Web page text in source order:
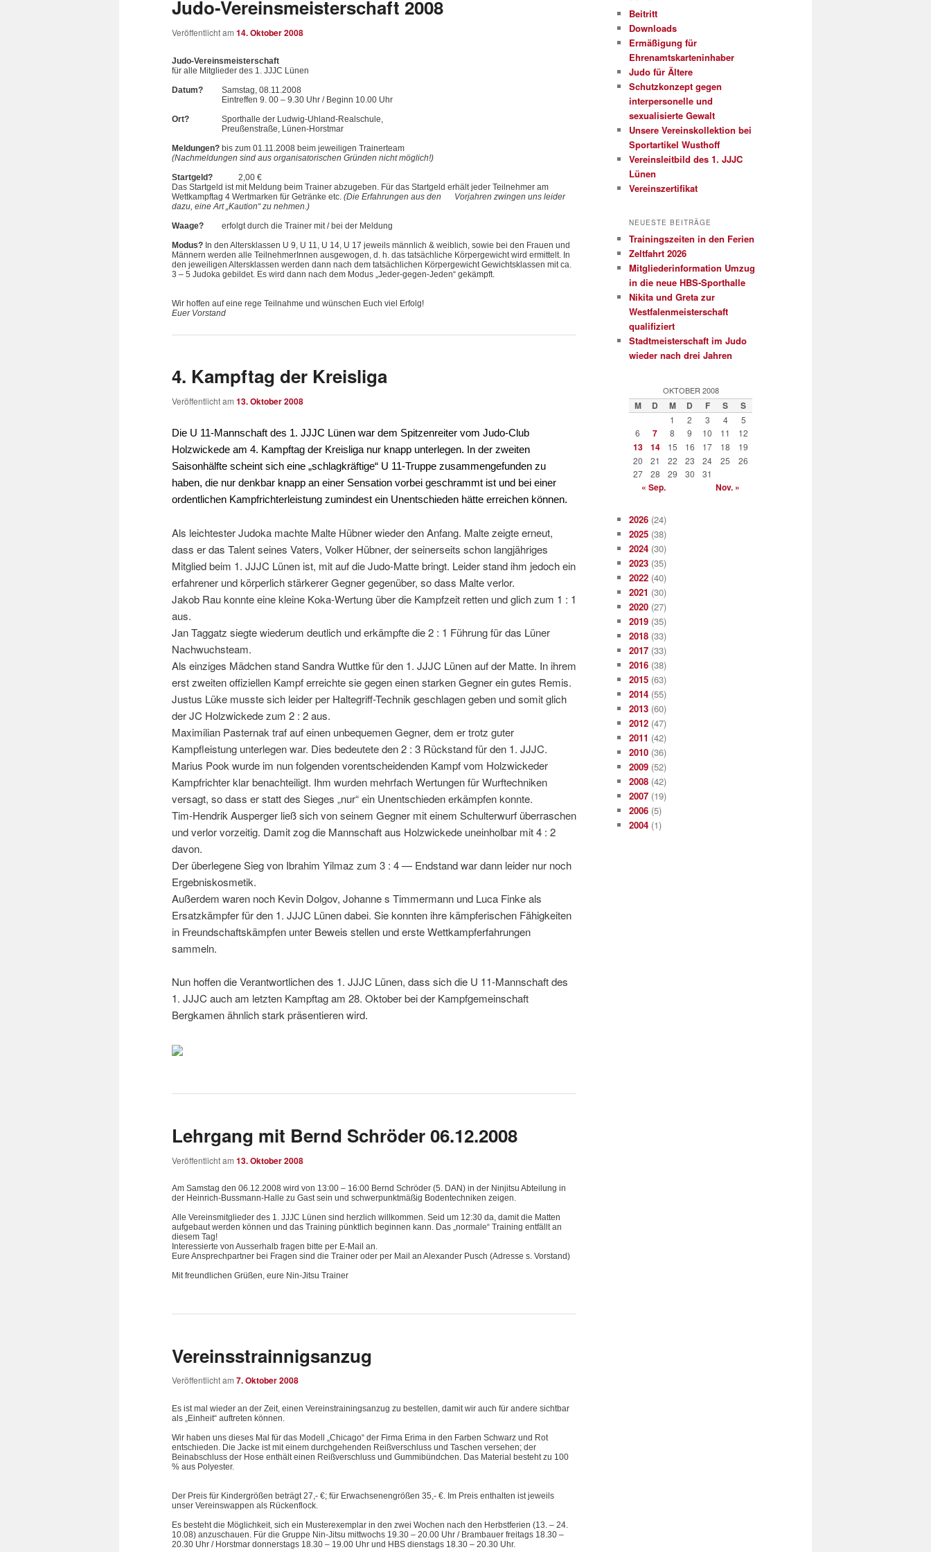
Judo-Vereinsmeisterschaft 2008
Veröffentlicht am 14. Oktober 2008
Judo-Vereinsmeisterschaft
für alle Mitglieder des 1. JJJC Lünen
Datum?
Samstag, 08.11.2008
Eintreffen 9. 00 – 9.30 Uhr / Beginn 10.00 Uhr
Ort?
Sporthalle der Ludwig-Uhland-Realschule,
Preußenstraße, Lünen-Horstmar
Meldungen? bis zum 01.11.2008 beim jeweiligen Trainerteam
(Nachmeldungen sind aus organisatorischen Gründen nicht möglich!)
Startgeld?
2,00 €
Das Startgeld ist mit Meldung beim Trainer abzugeben. Für das Startgeld erhält jeder Teilnehmer am
Wettkampftag 4 Wertmarken für Getränke etc. (Die Erfahrungen aus den
Vorjahren zwingen uns leider
dazu, eine Art „Kaution“ zu nehmen.)
Waage?
erfolgt durch die Trainer mit / bei der Meldung
Modus? In den Altersklassen U 9, U 11, U 14, U 17 jeweils männlich & weiblich, sowie bei den Frauen und
Männern werden alle TeilnehmerInnen ausgewogen, d. h. das tatsächliche Körpergewicht wird ermittelt. In
den jeweiligen Altersklassen werden dann nach dem tatsächlichen Körpergewicht Gewichtsklassen mit ca.
3 – 5 Judoka gebildet. Es wird dann nach dem Modus „Jeder-gegen-Jeden“ gekämpft.
Wir hoffen auf eine rege Teilnahme und wünschen Euch viel Erfolg!
Euer Vorstand
4. Kampftag der Kreisliga
Veröffentlicht am 13. Oktober 2008
Die U 11-Mannschaft des 1. JJJC Lünen war dem Spitzenreiter vom Judo-Club
Holzwickede am 4. Kampftag der Kreisliga nur knapp unterlegen. In der zweiten
Saisonhälfte scheint sich eine „schlagkräftige“ U 11-Truppe zusammengefunden zu
haben, die nur denkbar knapp an einer Sensation vorbei geschrammt ist und bei einer
ordentlichen Kampfrichterleistung zumindest ein Unentschieden hätte erreichen können.
Als leichtester Judoka machte Malte Hübner wieder den Anfang. Malte zeigte erneut,
dass er das Talent seines Vaters, Volker Hübner, der seinerseits schon langjähriges
Mitglied beim 1. JJJC Lünen ist, mit auf die Judo-Matte bringt. Leider stand ihm jedoch ein
erfahrener und körperlich stärkerer Gegner gegenüber, so dass Malte verlor.
Jakob Rau konnte eine kleine Koka-Wertung über die Kampfzeit retten und glich zum 1 : 1
aus.
Jan Taggatz siegte wiederum deutlich und erkämpfte die 2 : 1 Führung für das Lüner
Nachwuchsteam.
Als einziges Mädchen stand Sandra Wuttke für den 1. JJJC Lünen auf der Matte. In ihrem
erst zweiten offiziellen Kampf erreichte sie gegen einen starken Gegner ein gutes Remis.
Justus Lüke musste sich leider per Haltegriff-Technik geschlagen geben und somit glich
der JC Holzwickede zum 2 : 2 aus.
Maximilian Pasternak traf auf einen unbequemen Gegner, dem er trotz guter
Kampfleistung unterlegen war. Dies bedeutete den 2 : 3 Rückstand für den 1. JJJC.
Marius Pook wurde im nun folgenden vorentscheidenden Kampf vom Holzwickeder
Kampfrichter klar benachteiligt. Ihm wurden mehrfach Wertungen für Wurftechniken
versagt, so dass er statt des Sieges „nur“ ein Unentschieden erkämpfen konnte.
Tim-Hendrik Ausperger ließ sich von seinem Gegner mit einem Schulterwurf überraschen
und verlor vorzeitig. Damit zog die Mannschaft aus Holzwickede uneinholbar mit 4 : 2
davon.
Der überlegene Sieg von Ibrahim Yilmaz zum 3 : 4 — Endstand war dann leider nur noch
Ergebniskosmetik.
Außerdem waren noch Kevin Dolgov, Johanne s Timmermann und Luca Finke als
Ersatzkämpfer für den 1. JJJC Lünen dabei. Sie konnten ihre kämpferischen Fähigkeiten
in Freundschaftskämpfen unter Beweis stellen und erste Wettkampferfahrungen
sammeln.
Nun hoffen die Verantwortlichen des 1. JJJC Lünen, dass sich die U 11-Mannschaft des
1. JJJC auch am letzten Kampftag am 28. Oktober bei der Kampfgemeinschaft
Bergkamen ähnlich stark präsentieren wird.
Lehrgang mit Bernd Schröder 06.12.2008
Veröffentlicht am 13. Oktober 2008
Am Samstag den 06.12.2008 wird von 13:00 – 16:00 Bernd Schröder (5. DAN) in der Ninjitsu Abteilung in
der Heinrich-Bussmann-Halle zu Gast sein und schwerpunktmäßig Bodentechniken zeigen.
Alle Vereinsmitglieder des 1. JJJC Lünen sind herzlich willkommen. Seid um 12:30 da, damit die Matten
aufgebaut werden können und das Training pünktlich beginnen kann. Das „normale“ Training entfällt an
diesem Tag!
Interessierte von Ausserhalb fragen bitte per E-Mail an.
Eure Ansprechpartner bei Fragen sind die Trainer oder per Mail an Alexander Pusch (Adresse s. Vorstand)
Mit freundlichen Grüßen, eure Nin-Jitsu Trainer
Vereinsstrainnigsanzug
Veröffentlicht am 7. Oktober 2008
Es ist mal wieder an der Zeit, einen Vereinstrainingsanzug zu bestellen, damit wir auch für andere sichtbar
als „Einheit“ auftreten können.
Wir haben uns dieses Mal für das Modell „Chicago“ der Firma Erima in den Farben Schwarz und Rot
entschieden. Die Jacke ist mit einem durchgehenden Reißverschluss und Taschen versehen; der
Beinabschluss der Hose enthält einen Reißverschluss und Gummibündchen. Das Material besteht zu 100
% aus Polyester.
Der Preis für Kindergrößen beträgt 27,- €; für Erwachsenengrößen 35,- €. Im Preis enthalten ist jeweils
unser Vereinswappen als Rückenflock.
Es besteht die Möglichkeit, sich ein Musterexemplar in den zwei Wochen nach den Herbstferien (13. – 24.
10.08) anzuschauen. Für die Gruppe Nin-Jitsu mittwochs 19.30 – 20.00 Uhr / Brambauer freitags 18.30 –
20.30 Uhr / Horstmar donnerstags 18.30 – 19.00 Uhr und HBS dienstags 18.30 – 20.30 Uhr.
Beitritt
Downloads
Ermäßigung für
Ehrenamtskarteninhaber
Judo für Ältere
Schutzkonzept gegen
interpersonelle und
sexualisierte Gewalt
Unsere Vereinskollektion bei
Sportartikel Wusthoff
Vereinsleitbild des 1. JJJC
Lünen
Vereinszertifikat
NEUESTE BEITRÄGE
Trainingszeiten in den Ferien
Zeltfahrt 2026
Mitgliederinformation Umzug
in die neue HBS-Sporthalle
Nikita und Greta zur
Westfalenmeisterschaft
qualifiziert
Stadtmeisterschaft im Judo
wieder nach drei Jahren
OKTOBER 2008
M D M D F S S
1 2 3 4
5
6
7 8 9 10 11 12
13 14 15 16 17 18
19
20
21 22 23 24 25
26
27
28 29 30 31
« Sep. Nov. »
2026 (24)
2025 (38)
2024 (30)
2023 (35)
2022 (40)
2021 (30)
2020 (27)
2019 (35)
2018 (33)
2017 (33)
2016 (38)
2015 (63)
2014 (55)
2013 (60)
2012 (47)
2011 (42)
2010 (36)
2009 (52)
2008 (42)
2007 (19)
2006 (5)
2004 (1)